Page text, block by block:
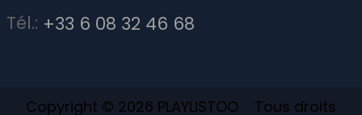
Tél.: +33 6 08 32 46 68
Copyright © 2026 PLAYLISTOO Tous droits